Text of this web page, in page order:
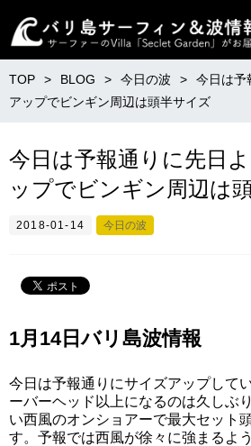
TOP BLOG 今日の波
今日は予
アップでビンギン周辺は頭半サイズ
今日は予報通りに先日
ップでビンギン周辺は
2018-01-14 今日の波
1月14日バリ島波情報
今日は予報通りにサイズアップして
ーバーヘッド以上になるのは久しぶ
い西風のオンショアーで最大セット
す。予報では西風が徐々に強まるよ